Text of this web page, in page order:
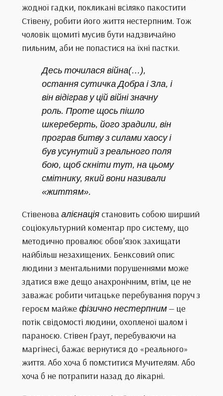
жодної гадки, покликані всіляко пакостити
Стівену, робити його життя нестерпним. Тож
чоловік щомиті мусив бути надзвичайно
пильним, аби не попастися на їхні пастки.
Десь точилася війна(…),
остання сутичка Добра і Зла, і
він відіграв у цій війні значну
роль. Проте щось пішло
шкереберть, його зрадили, він
програв битву з силами хаосу і
був усунутий з реального поля
бою, щоб скніти тут, на цьому
смітнику, який вони називали
«життям».
Стівенова алієнаціястановить собою ширший
соціокультурний коментар про систему, що
методично провалює обов’язок захищати
найбільш незахищених. Бенксовий опис
людини з ментальними порушеннями може
здатися вже дещо анахронічним, втім, це не
заважає робити читацьке перебування поруч з
героєм майже фізично нестерпним— це
потік свідомості людини, охопленої шалом і
параноєю. Стівен Ґраут, перебуваючи на
маргінесі, бажає вернутися до «реального»
життя. Або хоча б помститися Мучителям. Або
хоча б не потрапити назад до лікарні.